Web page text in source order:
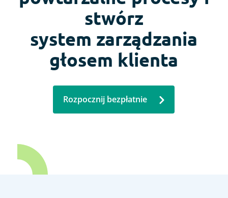
stwórz
system zarządzania
głosem klienta
Rozpocznij bezpłatnie